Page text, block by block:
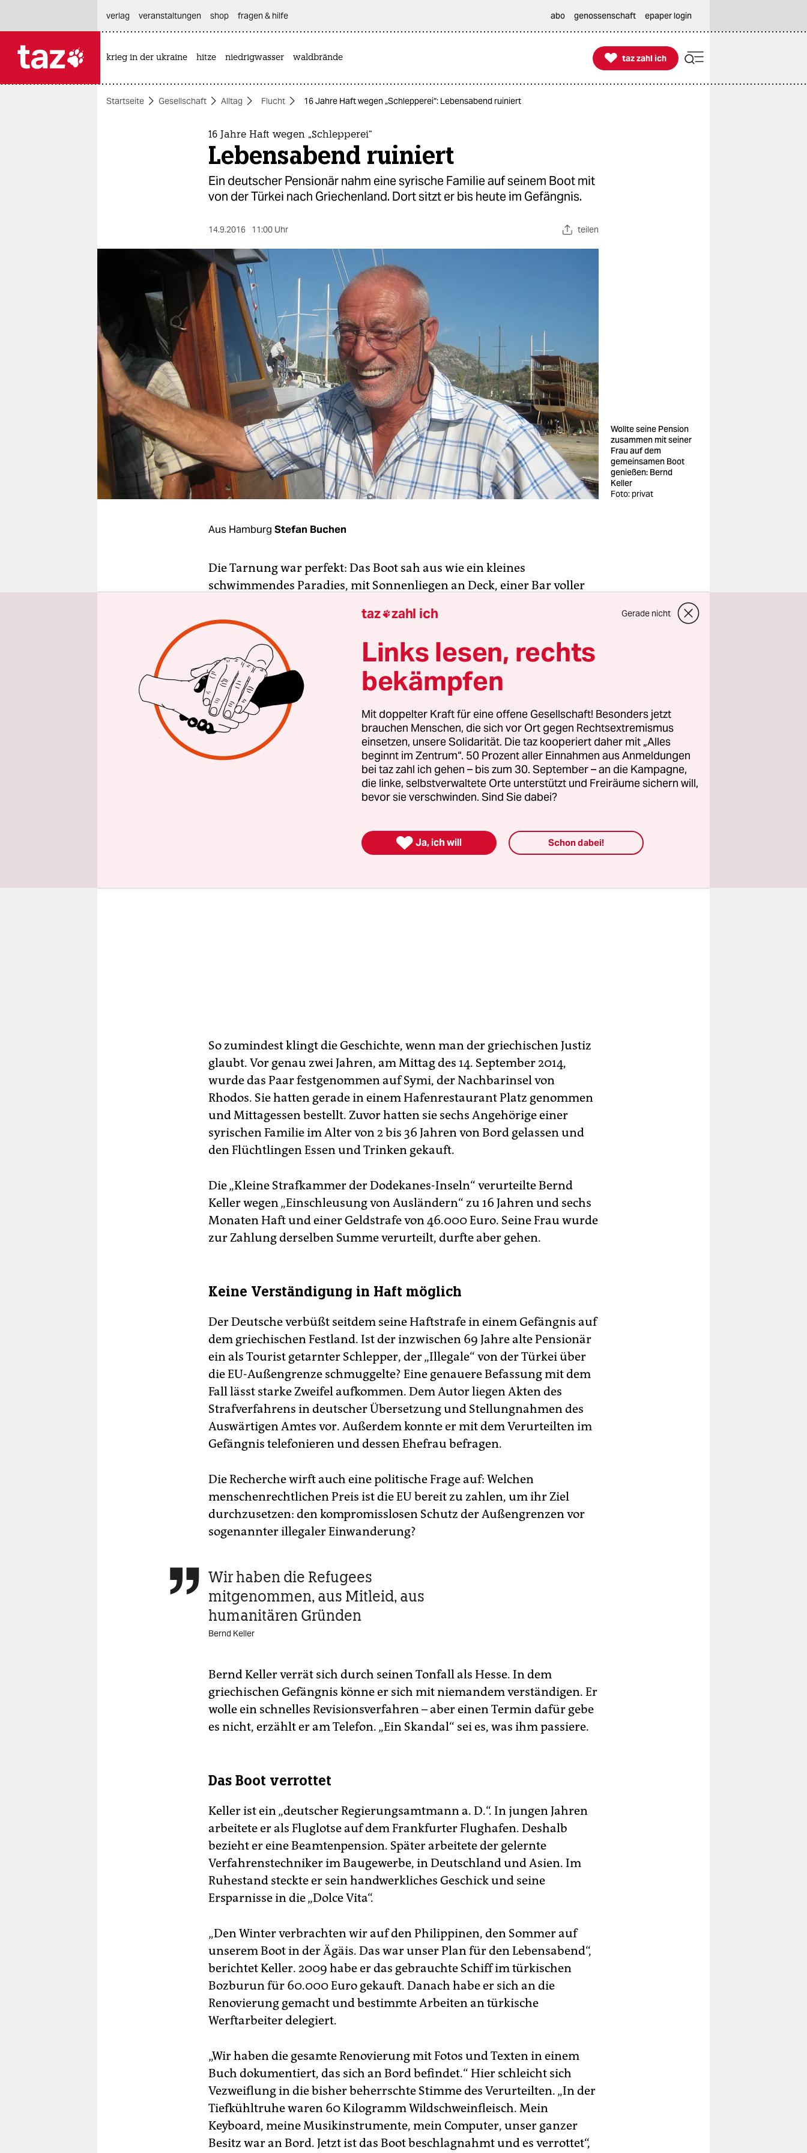
themen
wahrheit
verlag
verlag
veranstaltungen
shop
fragen & hilfe
unterstützen
abo
verlag
veranstaltungen shop fragen & hilfe abo genossenschaft epaper login
krieg in der ukraine hitze niedrigwasser waldbrände 
taz zahl ich
taz zahl ich
Startseite Gesellschaft Alltag Flucht 16 Jahre Haft wegen „Schlepperei“: Lebensabend ruiniert
16 Jahre Haft wegen „Schlepperei“
Lebensabend ruiniert
Ein deutscher Pensionär nahm eine syrische Familie auf seinem Boot mit
von der Türkei nach Griechenland. Dort sitzt er bis heute im Gefängnis.
14.9.2016 11:00 Uhr teilen
Wollte seine Pension
zusammen mit seiner
Frau auf dem
gemeinsamen Boot
genießen: Bernd
Keller
Foto: privat
Aus Hamburg Stefan Buchen
Die Tarnung war perfekt: Das Boot sah aus wie ein kleines
schwimmendes Paradies, mit Sonnenliegen an Deck, einer Bar voller
Mikrowelle bis Tiefkühltruhe und einem Jacuzzi. Solche „Gulet“
genannten Holzschiffe sind an der türkischen Riviera zwischen
Bodrum und Marmaris sehr beliebt. Und die „Dolce Vita“ ist eines der
hübscheren Exemplare.
Die Besitzer, der Deutsche Bernd Keller und seine von den Philippinen
stammende Frau Godelia, sahen auf ihrem Boot aus wie Klischee-
Touristen. In Wahrheit jedoch waren sie professionelle Schlepper, die
auf dem 21 Meter langem Schiff um des Profits willen Migranten ohne
Papiere von der Türkei zu den nahen griechischen Ägäisinseln
So zumindest klingt die Geschichte, wenn man der griechischen Justiz
glaubt. Vor genau zwei Jahren, am Mittag des 14. September 2014,
wurde das Paar festgenommen auf Symi, der Nachbarinsel von
Rhodos. Sie hatten gerade in einem Hafenrestaurant Platz genommen
und Mittagessen bestellt. Zuvor hatten sie sechs Angehörige einer
syrischen Familie im Alter von 2 bis 36 Jahren von Bord gelassen und
den Flüchtlingen Essen und Trinken gekauft.
Die „Kleine Strafkammer der Dodekanes-Inseln“ verurteilte Bernd
Keller wegen „Einschleusung von Ausländern“ zu 16 Jahren und sechs
Monaten Haft und einer Geldstrafe von 46.000 Euro. Seine Frau wurde
zur Zahlung derselben Summe verurteilt, durfte aber gehen.
Keine Verständigung in Haft möglich
Der Deutsche verbüßt seitdem seine Haftstrafe in einem Gefängnis auf
dem griechischen Festland. Ist der inzwischen 69 Jahre alte Pensionär
ein als Tourist getarnter Schlepper, der „Illegale“ von der Türkei über
die EU-Außengrenze schmuggelte? Eine genauere Befassung mit dem
Fall lässt starke Zweifel aufkommen. Dem Autor liegen Akten des
Strafverfahrens in deutscher Übersetzung und Stellungnahmen des
Auswärtigen Amtes vor. Außerdem konnte er mit dem Verurteilten im
Gefängnis telefonieren und dessen Ehefrau befragen.
Die Recherche wirft auch eine politische Frage auf: Welchen
menschenrechtlichen Preis ist die EU bereit zu zahlen, um ihr Ziel
durchzusetzen: den kompromisslosen Schutz der Außengrenzen vor
sogenannter illegaler Einwanderung?
 Wir haben die Refugees
mitgenommen, aus Mitleid, aus
humanitären Gründen
Bernd Keller
Bernd Keller verrät sich durch seinen Tonfall als Hesse. In dem
griechischen Gefängnis könne er sich mit niemandem verständigen. Er
wolle ein schnelles Revisionsverfahren – aber einen Termin dafür gebe
es nicht, erzählt er am Telefon. „Ein Skandal“ sei es, was ihm passiere.
Das Boot verrottet
Keller ist ein „deutscher Regierungsamtmann a. D.“. In jungen Jahren
arbeitete er als Fluglotse auf dem Frankfurter Flughafen. Deshalb
bezieht er eine Beamtenpension. Später arbeitete der gelernte
Verfahrenstechniker im Baugewerbe, in Deutschland und Asien. Im
Ruhestand steckte er sein handwerkliches Geschick und seine
Ersparnisse in die „Dolce Vita“.
„Den Winter verbrachten wir auf den Philippinen, den Sommer auf
unserem Boot in der Ägäis. Das war unser Plan für den Lebensabend“,
berichtet Keller. 2009 habe er das gebrauchte Schiff im türkischen
Bozburun für 60.000 Euro gekauft. Danach habe er sich an die
Renovierung gemacht und bestimmte Arbeiten an türkische
Werftarbeiter delegiert.
„Wir haben die gesamte Renovierung mit Fotos und Texten in einem
Buch dokumentiert, das sich an Bord befindet.“ Hier schleicht sich
Vezweiflung in die bisher beherrschte Stimme des Verurteilten. „In der
Tiefkühltruhe waren 60 Kilogramm Wildschweinfleisch. Mein
Keyboard, meine Musikinstrumente, mein Computer, unser ganzer
Besitz war an Bord. Jetzt ist das Boot beschlagnahmt und es verrottet“,
taz zahl ich Gerade nicht
Links lesen, rechts
bekämpfen
Mit doppelter Kraft für eine offene Gesellschaft! Besonders jetzt
brauchen Menschen, die sich vor Ort gegen Rechtsextremismus
einsetzen, unsere Solidarität. Die taz kooperiert daher mit „Alles
beginnt im Zentrum“. 50 Prozent aller Einnahmen aus Anmeldungen
bei taz zahl ich gehen – bis zum 30. September – an die Kampagne,
die linke, selbstverwaltete Orte unterstützt und Freiräume sichern will,
bevor sie verschwinden. Sind Sie dabei?
 Ja, ich will Schon dabei!